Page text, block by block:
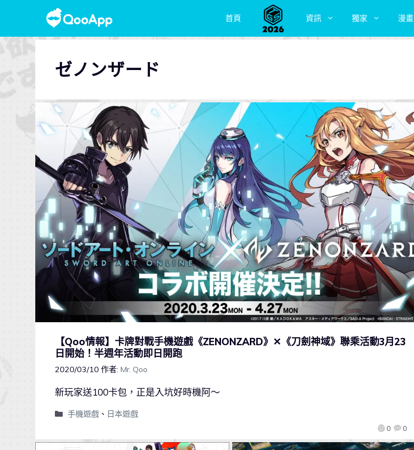
首頁 資訊 獨家 漫畫
ゼノンザード
【Qoo情報】卡牌對戰手機遊戲《ZENONZARD》✕《刀劍神域》聯乘活動3月23
日開始！半週年活動即日開跑
2020/03/10 作者: Mr. Qoo
0 0
新玩家送100卡包，正是入坑好時機阿～
手機遊戲、 日本遊戲